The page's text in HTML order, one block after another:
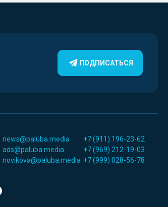
ПОДПИСАТЬСЯ
news@paluba.media
+7 (911) 196-23-62
ads@paluba.media
+7 (969) 212-19-03
novikova@paluba.media +7 (999) 028-56-78